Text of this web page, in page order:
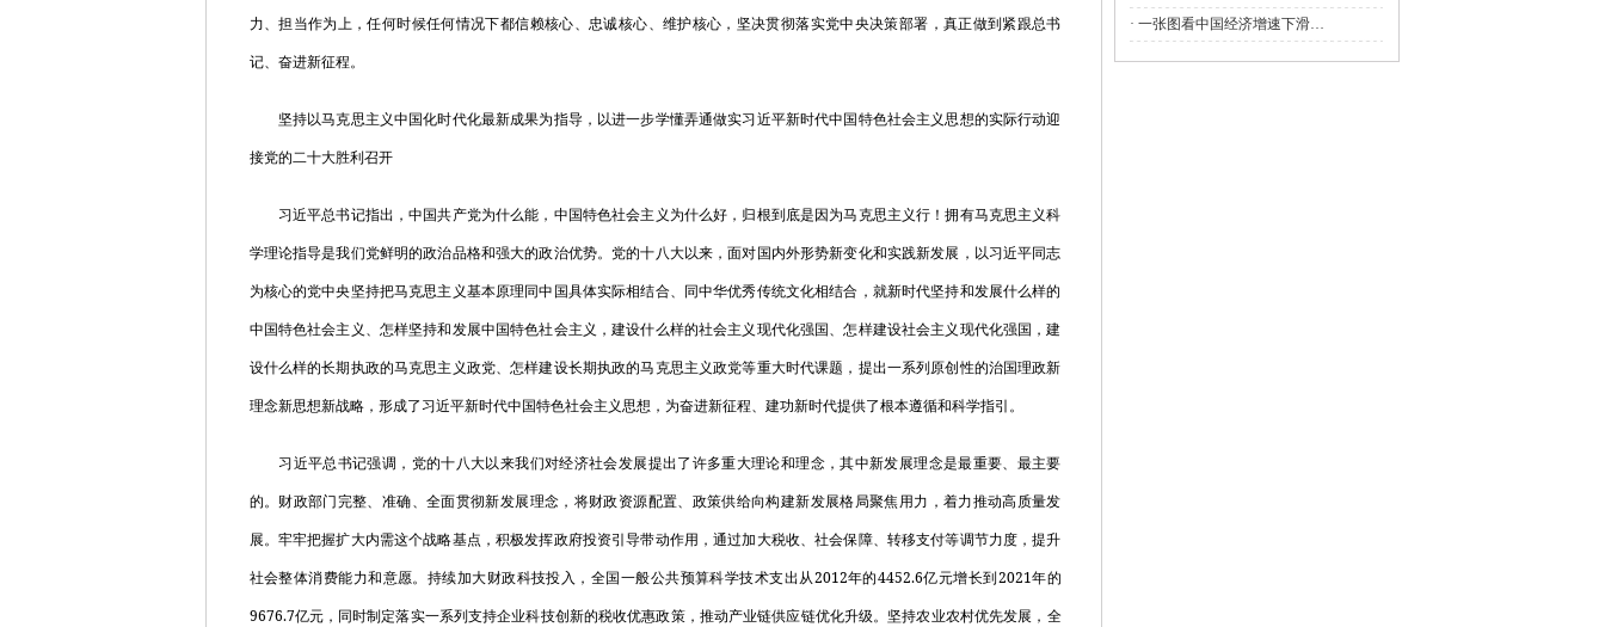
国家发展改革委举行4月份新闻发布会
国家发展改革委党组学习贯彻习近平新时代中国特色社
国家发展改革委、国家粮食和物资储备局召开《习近平
关…
体…
发展改革委等部门关于印发《“十四五”时期社会服务设…
发展和改革委员会全力推动构建新发展格局取得新突破
发展改革委召开2023年全委党风廉政建设工作会暨廉政
国家发展改革委举行4月份新闻发布会
力、担当作为上，任何时候任何情况下都信赖核心、忠诚核心、维护核心，坚决贯彻落实党中央决策部署，真正做到紧跟总书
记、奋进新征程。
坚持以马克思主义中国化时代化最新成果为指导，以进一步学懂弄通做实习近平新时代中国特色社会主义思想的实际行动迎
接党的二十大胜利召开
习近平总书记指出，中国共产党为什么能，中国特色社会主义为什么好，归根到底是因为马克思主义行！拥有马克思主义科
学理论指导是我们党鲜明的政治品格和强大的政治优势。党的十八大以来，面对国内外形势新变化和实践新发展，以习近平同志
为核心的党中央坚持把马克思主义基本原理同中国具体实际相结合、同中华优秀传统文化相结合，就新时代坚持和发展什么样的
中国特色社会主义、怎样坚持和发展中国特色社会主义，建设什么样的社会主义现代化强国、怎样建设社会主义现代化强国，建
设什么样的长期执政的马克思主义政党、怎样建设长期执政的马克思主义政党等重大时代课题，提出一系列原创性的治国理政新
理念新思想新战略，形成了习近平新时代中国特色社会主义思想，为奋进新征程、建功新时代提供了根本遵循和科学指引。
习近平总书记强调，党的十八大以来我们对经济社会发展提出了许多重大理论和理念，其中新发展理念是最重要、最主要
的。财政部门完整、准确、全面贯彻新发展理念，将财政资源配置、政策供给向构建新发展格局聚焦用力，着力推动高质量发
展。牢牢把握扩大内需这个战略基点，积极发挥政府投资引导带动作用，通过加大税收、社会保障、转移支付等调节力度，提升
社会整体消费能力和意愿。持续加大财政科技投入，全国一般公共预算科学技术支出从2012年的4452.6亿元增长到 2021年的
9676.7亿元，同时制定落实一系列支持企业科技创新的税收优惠政策，推动产业链供应链优化升级。坚持农业农村优先发展，全
· 一张图看中国经济增速下滑…